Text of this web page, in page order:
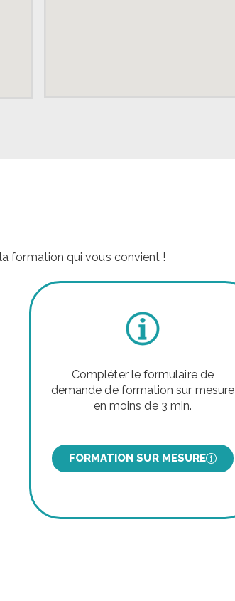
formation qui vous convient !
Compléter le formulaire de
demande de formation sur mesure
en moins de 3 min.
FORMATION SUR MESURE